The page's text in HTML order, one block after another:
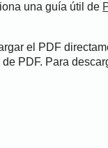
una guía útil de
el PDF
PDF. Para